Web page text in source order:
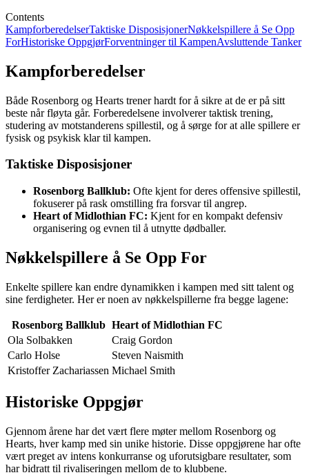
Contents
KampforberedelserTaktiske DisposisjonerNøkkelspillere å Se Opp
ForHistoriske OppgjørForventninger til KampenAvsluttende Tanker
Kampforberedelser
Både Rosenborg og Hearts trener hardt for å sikre at de er på sitt
beste når fløyta går. Forberedelsene involverer taktisk trening,
studering av motstanderens spillestil, og å sørge for at alle spillere er
fysisk og psykisk klar til kampen.
Taktiske Disposisjoner
Rosenborg Ballklub: Ofte kjent for deres offensive spillestil,
fokuserer på rask omstilling fra forsvar til angrep.
Heart of Midlothian FC: Kjent for en kompakt defensiv
organisering og evnen til å utnytte dødballer.
Nøkkelspillere å Se Opp For
Enkelte spillere kan endre dynamikken i kampen med sitt talent og
sine ferdigheter. Her er noen av nøkkelspillerne fra begge lagene:
Rosenborg Ballklub Heart of Midlothian FC
Ola Solbakken
Craig Gordon
Carlo Holse
Steven Naismith
Kristoffer Zachariassen Michael Smith
Historiske Oppgjør
Gjennom årene har det vært flere møter mellom Rosenborg og
Hearts, hver kamp med sin unike historie. Disse oppgjørene har ofte
vært preget av intens konkurranse og uforutsigbare resultater, som
har bidratt til rivaliseringen mellom de to klubbene.